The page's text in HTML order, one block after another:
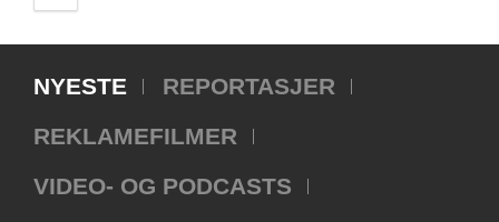
NYESTE
REPORTASJER
REKLAMEFILMER
VIDEO- OG PODCASTS